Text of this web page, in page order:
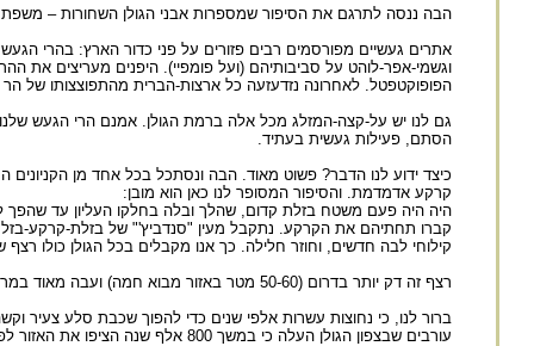
הבה ננסה לתרגם את הסיפור שמספרות אבני הגולן השחורות –
אתרים געשיים מפורסמים רבים פזורים על פני כדור הארץ: בהרי
וגשמי-אפר-לוהט על סביבותיהם (ועל פומפיי). היפנים מעריצים את
הפופוקטפטל. לאחרונה נזדעזעה כל ארצות-הברית מהתפוצצותו של
גם לנו יש על-קצה-המזלג מכל אלה ברמת הגולן. אמנם הרי הגעש
הסתם, פעילות געשית בעתיד.
כיצד ידוע לנו הדבר? פשוט מאוד. הבה ונסתכל בכל אחד מן הקניונים
קרקע אדמדמת. והסיפור המסופר לנו כאן הוא מובן:
היה היה פעם משטח בזלת קדום, שהלך ובלה בחלקו העליון עד שהפך
קברו תחתיהם את הקרקע. נתקבל מעין "סנדביץ'" של בזלת-קרקע-
קילוחי לבה חדשים, וחוזר חלילה. כך אנו מקבלים בכל הגולן כולו
רצף זה דק יותר בדרום (50-60 מטר באזור מבוא חמה) ועבה מאוד במרכז (300 מטר ויותר באזור קונטרה) אך בכל אחד מן הקניונים ניתן לראות מצוקים כאלה בעובי של 40-50 מטרים לפחות.
עורבים שבצפון הגולן העלה כי במשך 800 אלף שנה הציפו את האזור לפחות שמונה קילוחי בזלת גדולים, דהיינו, בממוצע תקופת פעילות געשית רצינית אחת לכל מאה אלף שנה.